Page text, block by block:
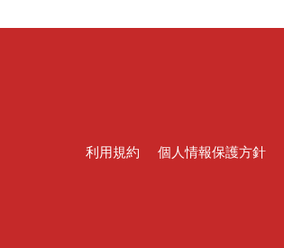
利用規約 個人情報保護方針